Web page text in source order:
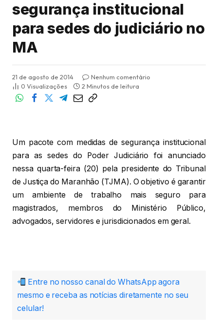
segurança institucional
para sedes do judiciário no
MA
21 de agosto de 2014
Nenhum comentário
0 Visualizações 2 Minutos de leitura
Um pacote com medidas de segurança institucional
para as sedes do Poder Judiciário foi anunciado
nessa quarta-feira (20) pela presidente do Tribunal
de Justiça do Maranhão (TJMA). O objetivo é garantir
um ambiente de trabalho mais seguro para
magistrados, membros do Ministério Público,
advogados, servidores e jurisdicionados em geral.
Entre no nosso canal do WhatsApp agora
mesmo e receba as notícias diretamente no seu
celular!